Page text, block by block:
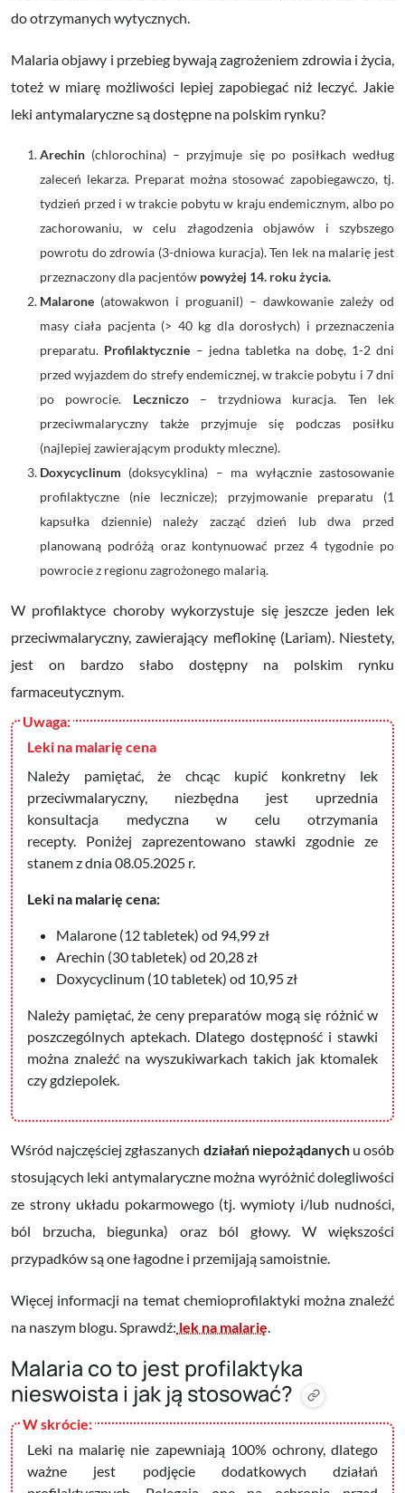
do otrzymanych wytycznych.
Malaria objawy i przebieg bywają zagrożeniem zdrowia i życia,
toteż w miarę możliwości lepiej zapobiegać niż leczyć. Jakie
leki antymalaryczne są dostępne na polskim rynku?
Arechin (chlorochina) – przyjmuje się po posiłkach według
zaleceń lekarza. Preparat można stosować zapobiegawczo, tj.
tydzień przed i w trakcie pobytu w kraju endemicznym, albo po
zachorowaniu, w celu złagodzenia objawów i szybszego
powrotu do zdrowia (3-dniowa kuracja). Ten lek na malarię jest
przeznaczony dla pacjentów powyżej 14. roku życia.
Malarone (atowakwon i proguanil) – dawkowanie zależy od
masy ciała pacjenta (> 40 kg dla dorosłych) i przeznaczenia
preparatu. Profilaktycznie – jedna tabletka na dobę, 1-2 dni
przed wyjazdem do strefy endemicznej, w trakcie pobytu i 7 dni
po powrocie. Leczniczo – trzydniowa kuracja. Ten lek
przeciwmalaryczny także przyjmuje się podczas posiłku
(najlepiej zawierającym produkty mleczne).
Doxycyclinum (doksycyklina) – ma wyłącznie zastosowanie
profilaktyczne (nie lecznicze); przyjmowanie preparatu (1
kapsułka dziennie) należy zacząć dzień lub dwa przed
planowaną podróżą oraz kontynuować przez 4 tygodnie po
powrocie z regionu zagrożonego malarią.
W profilaktyce choroby wykorzystuje się jeszcze jeden lek
przeciwmalaryczny, zawierający meflokinę (Lariam). Niestety,
jest on bardzo słabo dostępny na polskim rynku
farmaceutycznym.
Leki na malarię cena
Należy pamiętać, że chcąc kupić konkretny lek
przeciwmalaryczny, niezbędna jest uprzednia
konsultacja medyczna w celu otrzymania
recepty. Poniżej zaprezentowano stawki zgodnie ze
stanem z dnia 08.05.2025 r.
Leki na malarię cena:
Malarone (12 tabletek) od 94,99 zł
Arechin (30 tabletek) od 20,28 zł
Doxycyclinum (10 tabletek) od 10,95 zł
Należy pamiętać, że ceny preparatów mogą się różnić w
poszczególnych aptekach. Dlatego dostępność i stawki
można znaleźć na wyszukiwarkach takich jak ktomalek
czy gdziepolek.
Wśród najczęściej zgłaszanych działań niepożądanychu osób
stosujących leki antymalaryczne można wyróżnić dolegliwości
ze strony układu pokarmowego (tj. wymioty i/lub nudności,
ból brzucha, biegunka) oraz ból głowy. W większości
przypadków są one łagodne i przemijają samoistnie.
Więcej informacji na temat chemioprofilaktyki można znaleźć
na naszym blogu. Sprawdź: lek na malarię
Malaria co to jest profilaktyka
nieswoista i jak ją stosować?
Leki na malarię nie zapewniają 100% ochrony, dlatego
ważne jest podjęcie dodatkowych działań